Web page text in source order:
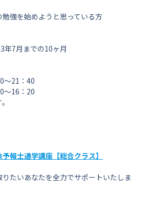
強を始めようと思っている方
年7月までの10ヶ月
～21：40
～16：20
予報士通学講座【総合クラス】
たいあなたを全力でサポートいたしま